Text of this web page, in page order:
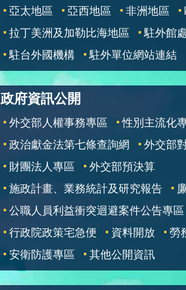
亞太地區 亞西地區 非洲地區
拉丁美洲及加勒比海地區
駐外館
駐台外國機構
駐外單位網站連結
政府資訊公開
外交部人權事務專區 性別主流化
政治獻金法第七條查詢網
外交部
財團法人專區
外交部預決算
施政計畫、業務統計及研究報告
公職人員利益衝突迴避案件公告專區
行政院政策宅急便
資料開放
勞
安衛防護專區
其他公開資訊